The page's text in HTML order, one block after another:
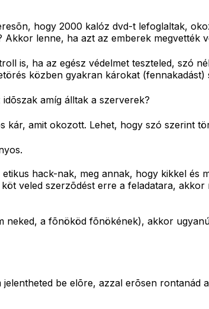
hogy 2000 kalóz dvd-t lefoglaltak,
lenne, ha azt az emberek megvették
is, ha az egész védelmet teszteled, szó
közben gyakran károkat
amíg álltak a szerverek?
kár, amit okozott. Lehet, hogy szó szerint
hack-nak, meg annak, hogy kikkel és
veled szerzõdést erre a feladatara,
neked, a fõnököd fõnökének), akkor
be elõre, azzal erõsen